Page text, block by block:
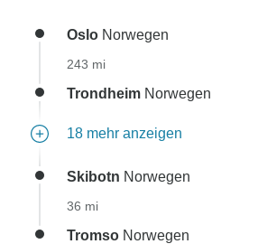
Oslo Norwegen
243 mi
Trondheim Norwegen
18 mehr anzeigen
Skibotn Norwegen
36 mi
Tromso Norwegen